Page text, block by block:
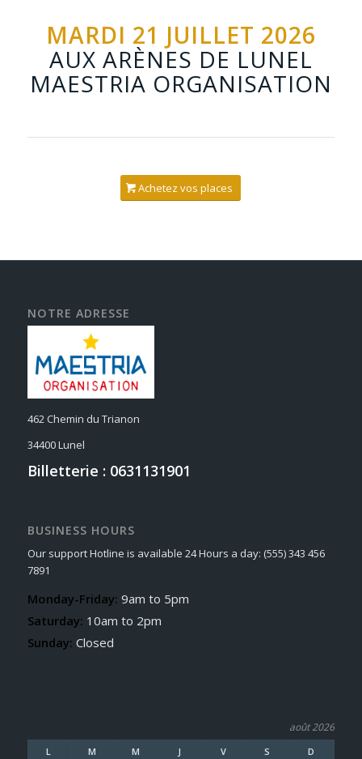
MARDI 21 JUILLET 2026
AUX ARÈNES DE LUNEL
MAESTRIA ORGANISATION
Achetez vos places
NOTRE ADRESSE
462 Chemin du Trianon
34400 Lunel
Billetterie : 0631131901
BUSINESS HOURS
Our support Hotline is available 24 Hours a day: (555) 343 456
7891
Monday-Friday: 9am to 5pm
Saturday: 10am to 2pm
Sunday: Closed
août 2026
L M M J V S
D